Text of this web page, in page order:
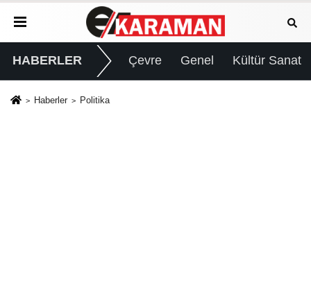
HABERLER Çevre Genel Kültür Sanat
Haberler Politika